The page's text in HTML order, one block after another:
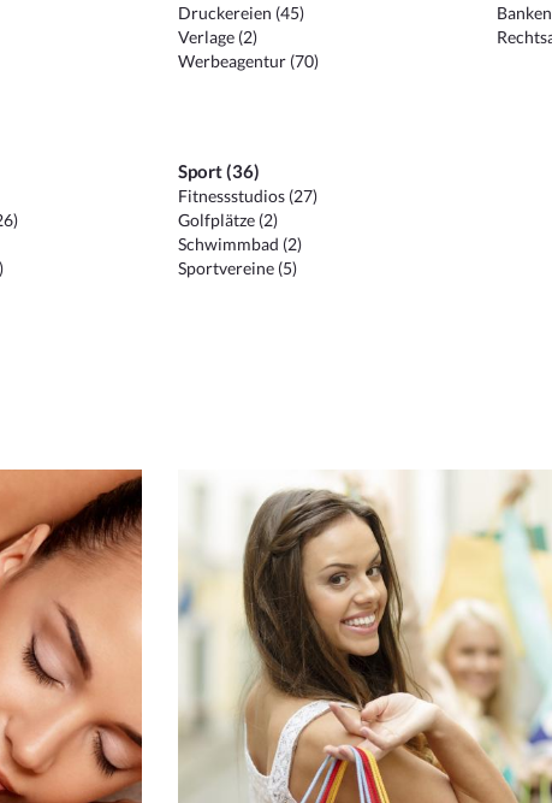
Druckereien (45)
Verlage (2)
Werbeagentur (70)
Sport (36)
Fitnessstudios (27)
Golfplätze (2)
Schwimmbad (2)
Sportvereine (5)